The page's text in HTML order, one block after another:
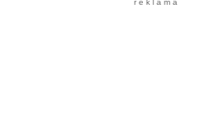
r e k l a m a